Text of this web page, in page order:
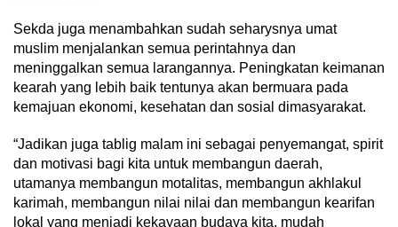
Sekda juga menambahkan sudah seharysnya umat
muslim menjalankan semua perintahnya dan
meninggalkan semua larangannya. Peningkatan keimanan
kearah yang lebih baik tentunya akan bermuara pada
kemajuan ekonomi, kesehatan dan sosial dimasyarakat.
“Jadikan juga tablig malam ini sebagai penyemangat, spirit
dan motivasi bagi kita untuk membangun daerah,
utamanya membangun motalitas, membangun akhlakul
karimah, membangun nilai nilai dan membangun kearifan
lokal yang menjadi kekayaan budaya kita, mudah